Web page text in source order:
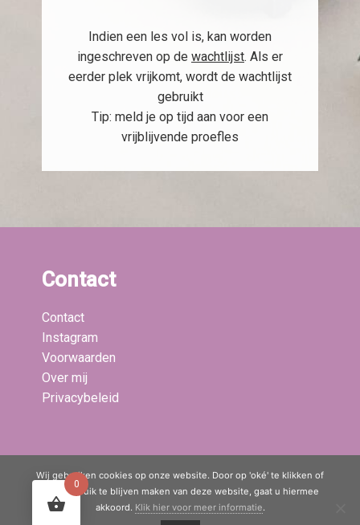
Indien een les vol is, kan worden
ingeschreven op de wachtlijst. Als er
eerder plek vrijkomt, wordt de wachtlijst
gebruikt
Tip: meld je op tijd aan voor een
vrijblijvende proefles
Contact
Contact
Instagram
Voorwaarden
Over mij
Privacybeleid
Laatste blogs:
0
Wij gebruiken cookies op onze website. Door op 'oké' te klikken of
door gebruik te blijven maken van deze website, gaat u hiermee
akkoord. Klik hier voor meer informatie.